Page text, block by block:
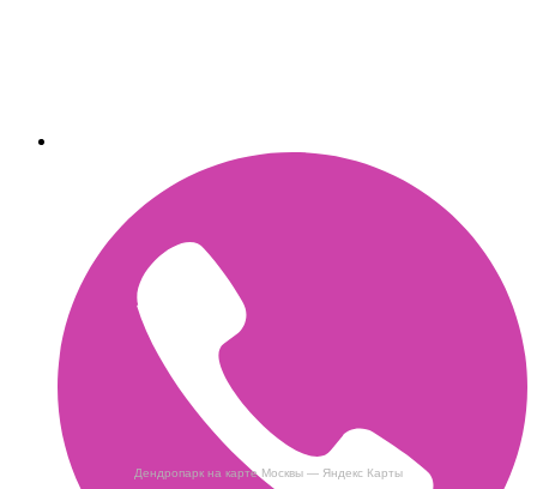
Дендропарк на карте Москвы — Яндекс Карты